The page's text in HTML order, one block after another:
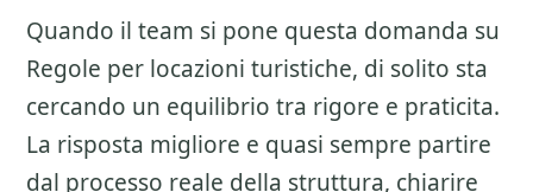
Quando il team si pone questa domanda su
Regole per locazioni turistiche, di solito sta
cercando un equilibrio tra rigore e praticita.
La risposta migliore e quasi sempre partire
dal processo reale della struttura, chiarire